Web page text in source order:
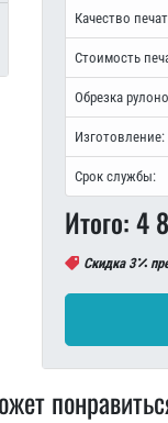
Качество
Стоимость
Обрезка
Изготовление:
Срок службы:
Итого:4
Скидка 3